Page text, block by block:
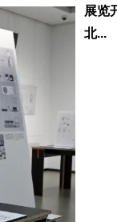
展览
北...